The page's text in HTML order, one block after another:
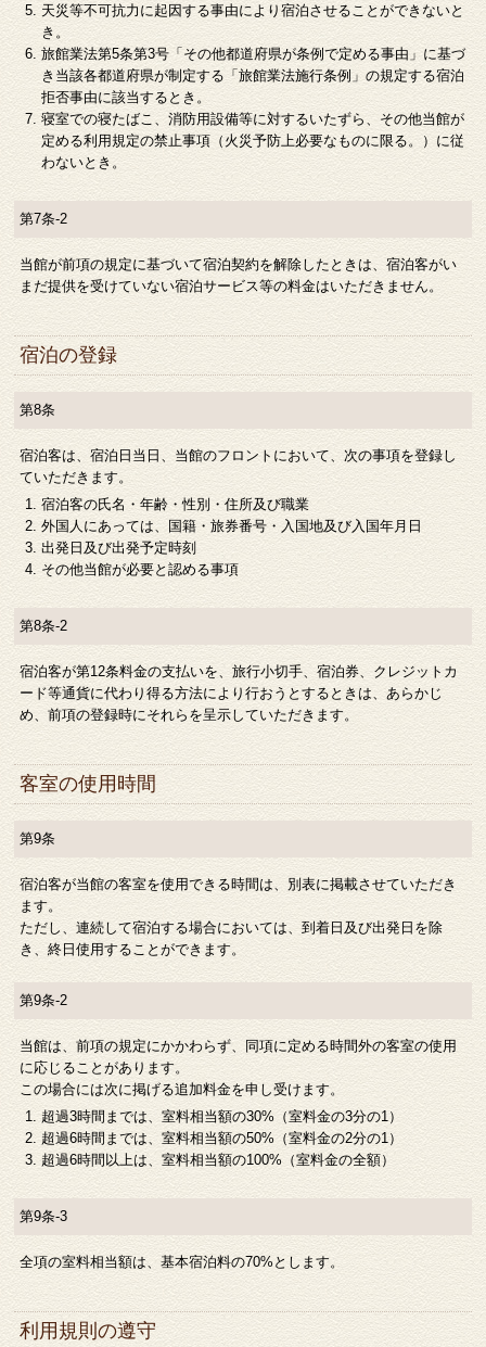
天災等不可抗力に起因する事由により宿泊させることができないと
き。
旅館業法第5条第3号「その他都道府県が条例で定める事由」に基づ
き当該各都道府県が制定する「旅館業法施行条例」の規定する宿泊
拒否事由に該当するとき。
寝室での寝たばこ、消防用設備等に対するいたずら、その他当館が
定める利用規定の禁止事項（火災予防上必要なものに限る。）に従
わないとき。
第7条-2
当館が前項の規定に基づいて宿泊契約を解除したときは、宿泊客がい
まだ提供を受けていない宿泊サービス等の料金はいただきません。
宿泊の登録
第8条
宿泊客は、宿泊日当日、当館のフロントにおいて、次の事項を登録し
ていただきます。
宿泊客の氏名・年齢・性別・住所及び職業
外国人にあっては、国籍・旅券番号・入国地及び入国年月日
出発日及び出発予定時刻
その他当館が必要と認める事項
第8条-2
宿泊客が第12条料金の支払いを、旅行小切手、宿泊券、クレジットカ
ード等通貨に代わり得る方法により行おうとするときは、あらかじ
め、前項の登録時にそれらを呈示していただきます。
客室の使用時間
第9条
宿泊客が当館の客室を使用できる時間は、別表に掲載させていただき
ます。
ただし、連続して宿泊する場合においては、到着日及び出発日を除
き、終日使用することができます。
第9条-2
当館は、前項の規定にかかわらず、同項に定める時間外の客室の使用
に応じることがあります。
この場合には次に掲げる追加料金を申し受けます。
超過3時間までは、室料相当額の30%（室料金の3分の1）
超過6時間までは、室料相当額の50%（室料金の2分の1）
超過6時間以上は、室料相当額の100%（室料金の全額）
第9条-3
全項の室料相当額は、基本宿泊料の70%とします。
利用規則の遵守